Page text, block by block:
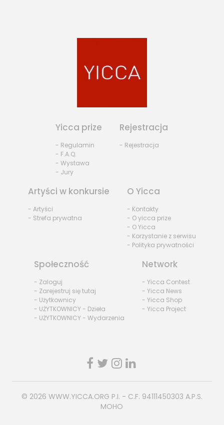
Yicca prize
- Regulamin
- F.A.Q.
- Wystawa
- Jury
Rejestracja
- Rejestracja
Artyści w konkursie
- Artyści
- Strefa prywatna
O Yicca
- Kontakty
- O yicca prize
- O Yicca
- Korzystanie z serwisu
- Polityka prywatności
Społeczność
- Zaloguj
- Zarejestruj się tutaj
- Użytkownicy
- UŻYTKOWNICY - Dzieła
- UŻYTKOWNICY - Wydarzenia
Network
- Yicca Contest
- Yicca News
- Yicca Shop
- Yicca Project
© 2026 WWW.YICCA.ORG P.I. - C.F. 94111450303 A.P.S.
MOHO